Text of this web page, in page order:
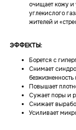
очищает кожу и
углекислого
жителей и
ЭФФЕКТЫ:
Борется с
Снимает
безжизненность
Повышает
Сужает поры и
Снижает
Усиливает